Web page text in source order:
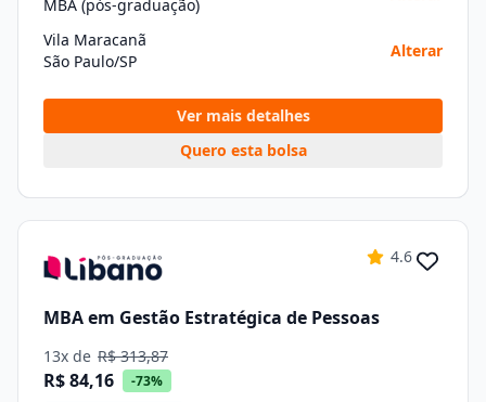
MBA (pós-graduação)
Vila Maracanã
São Paulo/SP
Alterar
Ver mais detalhes
Quero esta bolsa
4.6
MBA em Gestão Estratégica de Pessoas
13x de R$ 313,87
R$ 84,16 -73%